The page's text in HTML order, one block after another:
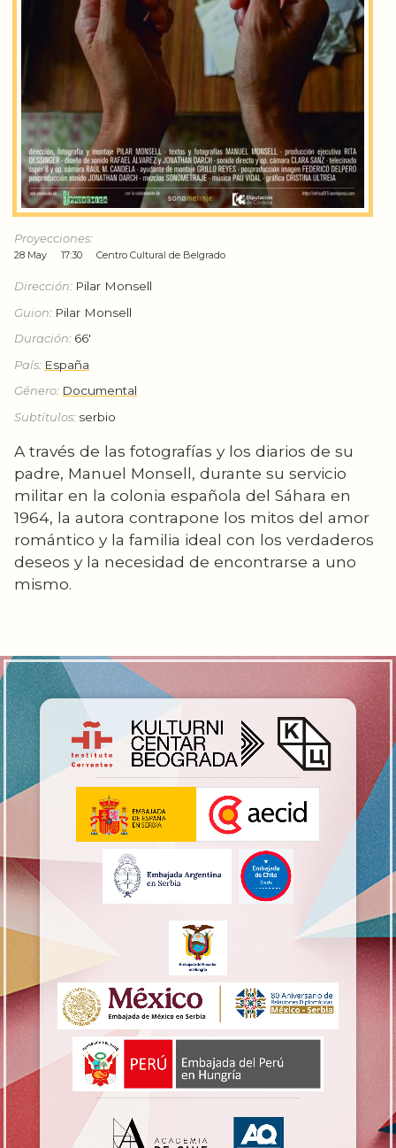
Proyecciones:
28 May 17:30 Centro Cultural de Belgrado
Dirección: Pilar Monsell
Guion: Pilar Monsell
Duración: 66'
País: España
Género: Documental
Subtítulos: serbio
A través de las fotografías y los diarios de su
padre, Manuel Monsell, durante su servicio
militar en la colonia española del Sáhara en
1964, la autora contrapone los mitos del amor
romántico y la familia ideal con los verdaderos
deseos y la necesidad de encontrarse a uno
mismo.